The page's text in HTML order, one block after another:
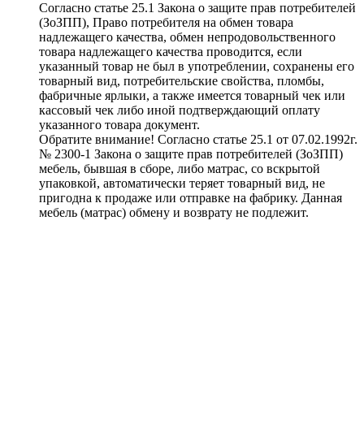
Согласно статье 25.1 Закона о защите прав потребителей
(ЗоЗПП), Право потребителя на обмен товара
надлежащего качества, обмен непродовольственного
товара надлежащего качества проводится, если
указанный товар не был в употреблении, сохранены его
товарный вид, потребительские свойства, пломбы,
фабричные ярлыки, а также имеется товарный чек или
кассовый чек либо иной подтверждающий оплату
указанного товара документ.
Обратите внимание! Согласно статье 25.1 от 07.02.1992г.
№ 2300-1 Закона о защите прав потребителей (ЗоЗПП)
мебель, бывшая в сборе, либо матрас, со вскрытой
упаковкой, автоматически теряет товарный вид, не
пригодна к продаже или отправке на фабрику. Данная
мебель (матрас) обмену и возврату не подлежит.